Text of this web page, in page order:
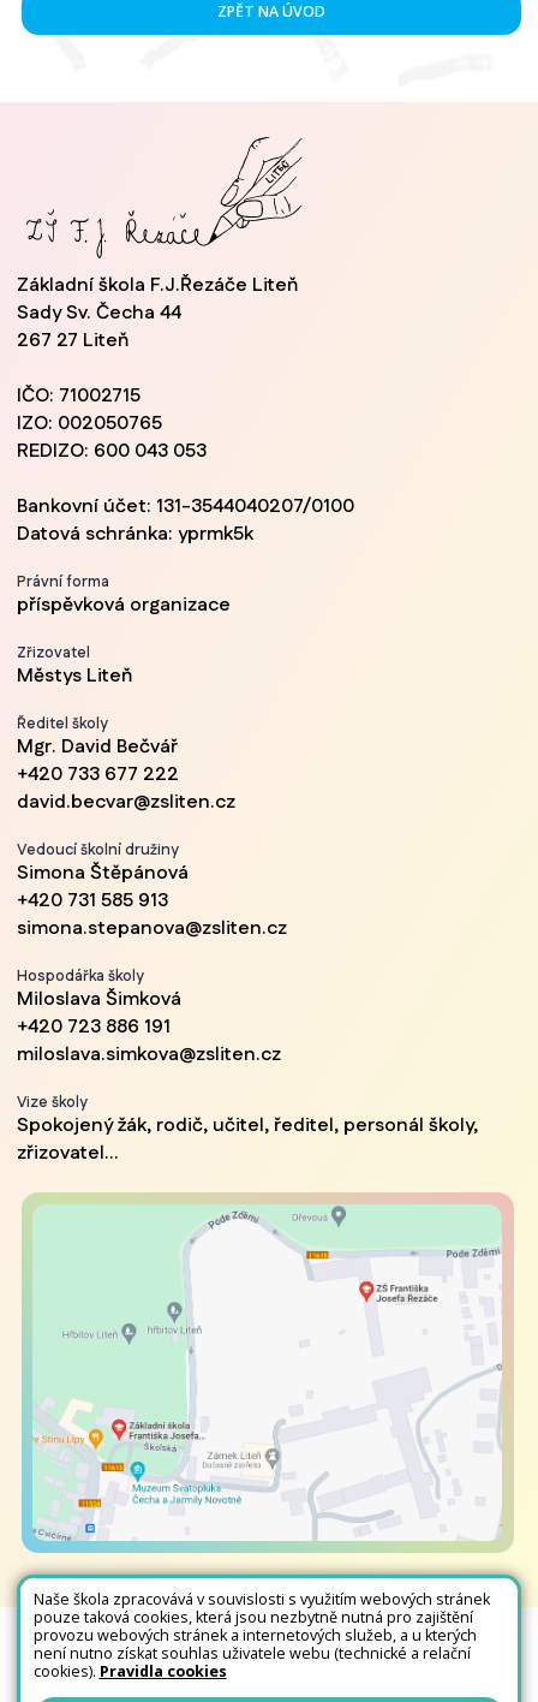
ZPĚT NA ÚVOD
Základní škola F.J.Řezáče Liteň
Sady Sv. Čecha 44
267 27 Liteň
IČO: 71002715
IZO: 002050765
REDIZO: 600 043 053
Bankovní účet: 131-3544040207/0100
Datová schránka: yprmk5k
Právní forma
příspěvková organizace
Zřizovatel
Městys Liteň
Ředitel školy
Mgr. David Bečvář
+420 733 677 222
david.becvar@zsliten.cz
Vedoucí školní družiny
Simona Štěpánová
+420 731 585 913
simona.stepanova@zsliten.cz
Hospodářka školy
Miloslava Šimková
+420 723 886 191
miloslava.simkova@zsliten.cz
Vize školy
Spokojený žák, rodič, učitel, ředitel, personál školy,
zřizovatel...
Všechna práva vyhrazena. Copyright © 2026 |Mapa stránek|Kontakty
Přihlásit|Prohlášení o přístupnosti
Naše škola zpracovává v souvislosti s využitím webových stránek
pouze taková cookies, která jsou nezbytně nutná pro zajištění
provozu webových stránek a internetových služeb, a u kterých
není nutno získat souhlas uživatele webu (technické a relační
cookies). Pravidla cookies